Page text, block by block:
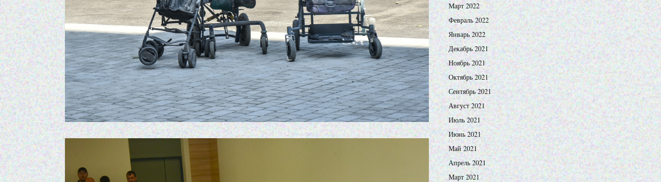
Март 2022
Февраль 2022
Январь 2022
Декабрь 2021
Ноябрь 2021
Октябрь 2021
Сентябрь 2021
Август 2021
Июль 2021
Июнь 2021
Май 2021
Апрель 2021
Март 2021